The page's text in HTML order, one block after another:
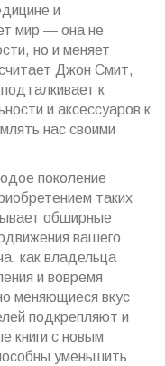
и
мир — она не
но и меняет
Джон Смит,
к
и аксессуаров к
нас своими
поколение
таких
обширные
вашего
как владельца
и вовремя
меняющиеся вкус
подкрепляют и
книги с новым
уменьшить